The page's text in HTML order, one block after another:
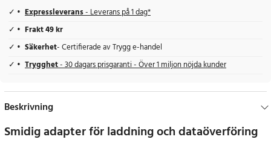
Expressleverans- Leverans på 1 dag*
Frakt 49 kr
Säkerhet- Certifierade av Trygg e-handel
Trygghet- 30 dagars prisgaranti - Över 1 miljon nöjda kunder
Beskrivning
Smidig adapter för laddning och dataöverföring